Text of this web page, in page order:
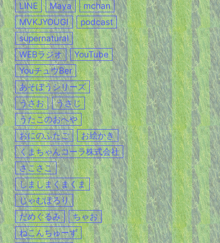
LINE
Maya
mchan
MVKJYOUGI
podcast
supernatural
WEBラジオ
YouTube
YouチュウBer
あそぼうシリーズ
うさお
うさじ
うたこのおへや
おにのふたご
お絵かき
くまちゃんコーラ株式会社
さこさこ
しましまくまくま
じゃむぽろり
だめぐるみ
ちゃお
ねこんちゅーず